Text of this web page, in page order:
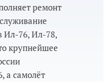
ремонт
Ил-76, Ил-78,
крупнейшее
а самолёт